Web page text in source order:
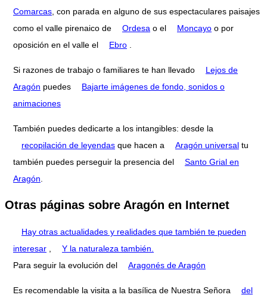
Comarcas , con parada en alguno de sus espectaculares paisajes
como el valle pirenaico de
Ordesa o el Moncayo o por
oposición en el valle el
Ebro
Si razones de trabajo o familiares te han llevado
Lejos de
Aragón puedes
Bajarte imágenes de fondo, sonidos o
animaciones
También puedes dedicarte a los intangibles: desde la
recopilación de leyendas que hacen a Aragón universal tu
también puedes perseguir la presencia del
Santo Grial en
Aragón
Otras páginas sobre Aragón en Internet
Hay otras actualidades y realidades que también te pueden
interesar
Y la naturaleza también.
Para seguir la evolución del
Aragonés de Aragón
Es recomendable la visita a la basílica de Nuestra Señora
del